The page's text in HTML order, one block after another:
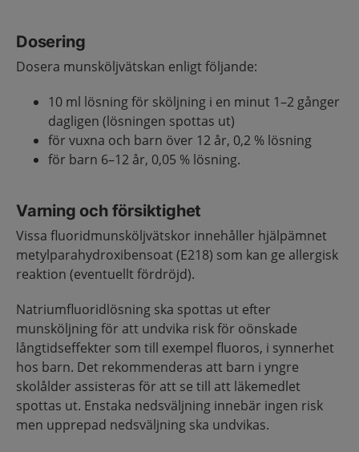
Dosering
Dosera munsköljvätskan enligt följande:
10 ml lösning för sköljning i en minut 1–2 gånger
dagligen (lösningen spottas ut)
för vuxna och barn över 12 år, 0,2 % lösning
för barn 6–12 år, 0,05 % lösning.
Varning och försiktighet
Vissa fluoridmunsköljvätskor innehåller hjälpämnet
metylparahydroxibensoat (E218) som kan ge allergisk
reaktion (eventuellt fördröjd).
Natriumfluoridlösning ska spottas ut efter
munsköljning för att undvika risk för oönskade
långtidseffekter som till exempel fluoros, i synnerhet
hos barn. Det rekommenderas att barn i yngre
skolålder assisteras för att se till att läkemedlet
spottas ut. Enstaka nedsväljning innebär ingen risk
men upprepad nedsväljning ska undvikas.